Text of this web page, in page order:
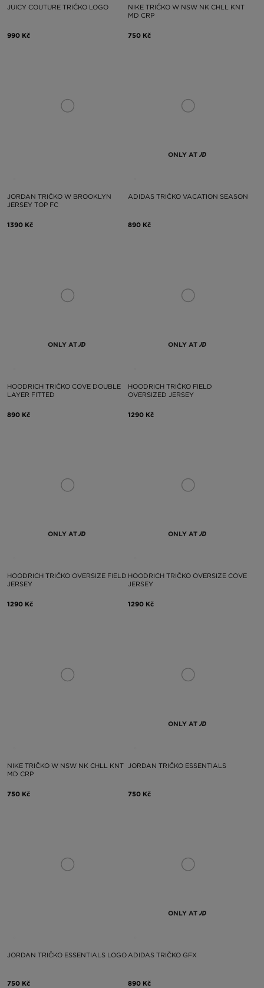
JUICY COUTURE TRIČKO LOGO
990 Kč
NIKE TRIČKO W NSW NK CHLL KNT
MD CRP
750 Kč
JORDAN TRIČKO W BROOKLYN
JERSEY TOP FC
1390 Kč
ONLY AT
ADIDAS TRIČKO VACATION SEASON
890 Kč
ONLY AT
HOODRICH TRIČKO COVE DOUBLE
LAYER FITTED
890 Kč
ONLY AT
HOODRICH TRIČKO FIELD
OVERSIZED JERSEY
1290 Kč
ONLY AT
HOODRICH TRIČKO OVERSIZE FIELD
JERSEY
1290 Kč
ONLY AT
HOODRICH TRIČKO OVERSIZE COVE
JERSEY
1290 Kč
NIKE TRIČKO W NSW NK CHLL KNT
MD CRP
750 Kč
ONLY AT
JORDAN TRIČKO ESSENTIALS
750 Kč
JORDAN TRIČKO ESSENTIALS LOGO
750 Kč
ONLY AT
ADIDAS TRIČKO GFX
890 Kč